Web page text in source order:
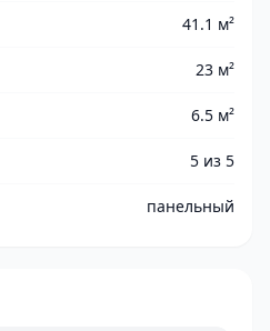
41.1 м²
23 м²
6.5 м²
5 из 5
панельный